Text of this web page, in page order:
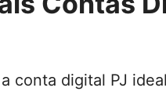
conta digital PJ